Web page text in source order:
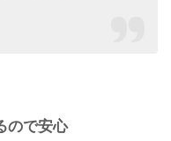
ので安心